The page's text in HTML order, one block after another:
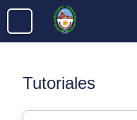
Tutoriales